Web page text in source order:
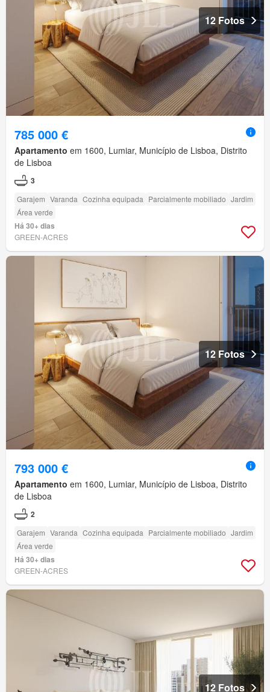
12 Fotos
785 000 €
Apartamento em 1600, Lumiar, Município de Lisboa, Distrito
de Lisboa
3
Garajem Varanda Cozinha equipada Parcialmente mobiliado Jardim
Área verde
Há 30+ dias
GREEN-ACRES
12 Fotos
793 000 €
Apartamento em 1600, Lumiar, Município de Lisboa, Distrito
de Lisboa
2
Garajem Varanda Cozinha equipada Parcialmente mobiliado Jardim
Área verde
Há 30+ dias
GREEN-ACRES
12 Fotos